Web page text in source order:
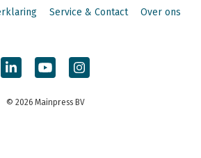
Service & Contact Over ons
© 2026 Mainpress BV